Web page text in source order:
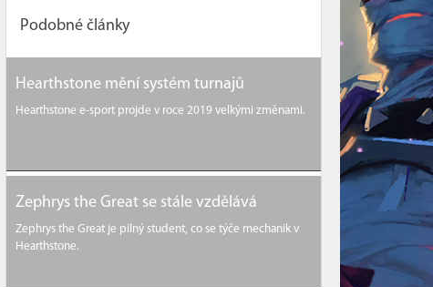
Podobné články
Hearthstone mění systém turnajů
Hearthstone e-sport projde v roce 2019 velkými změnami.
Zephrys the Great se stále vzdělává
Zephrys the Great je pilný student, co se týče mechanik v
Hearthstone.